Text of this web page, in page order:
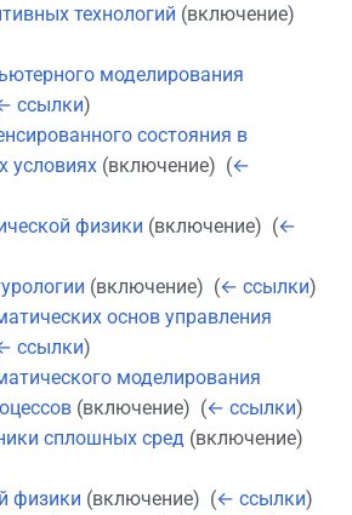
технологий (включение) ‎
моделирования
ссылки)
состояния в
условиях(включение) ‎ (←
физики (включение) ‎ (←
(включение) ‎ (← ссылки)
основ управления
ссылки)
моделирования
(включение) ‎ (← ссылки)
сплошных сред(включение) ‎
физики (включение) ‎ (← ссылки)